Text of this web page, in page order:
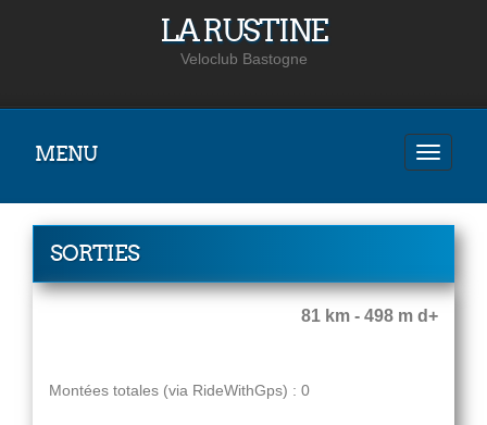
LA RUSTINE
Veloclub Bastogne
MENU
SORTIES
81 km - 498 m d+
Montées totales (via RideWithGps) : 0